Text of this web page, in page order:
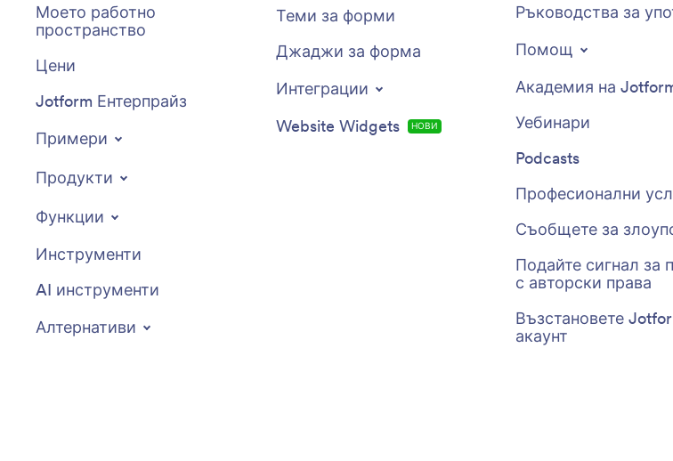
Моето работно
пространство
Цени
Jotform Ентерпрайз
Примери
Продукти
Функции
Инструменти
AI инструменти
Алтернативи
Теми за форми
Джаджи за форма
Интеграции
Website Widgets
НОВИ
Ръководства за
Помощ
Академия на
Уебинари
Podcasts
Професионални
Съобщете за
Подайте сигнал за
с авторски права
Възстановете
акаунт